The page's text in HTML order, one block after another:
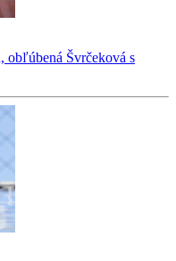
obľúbená Švrčeková s